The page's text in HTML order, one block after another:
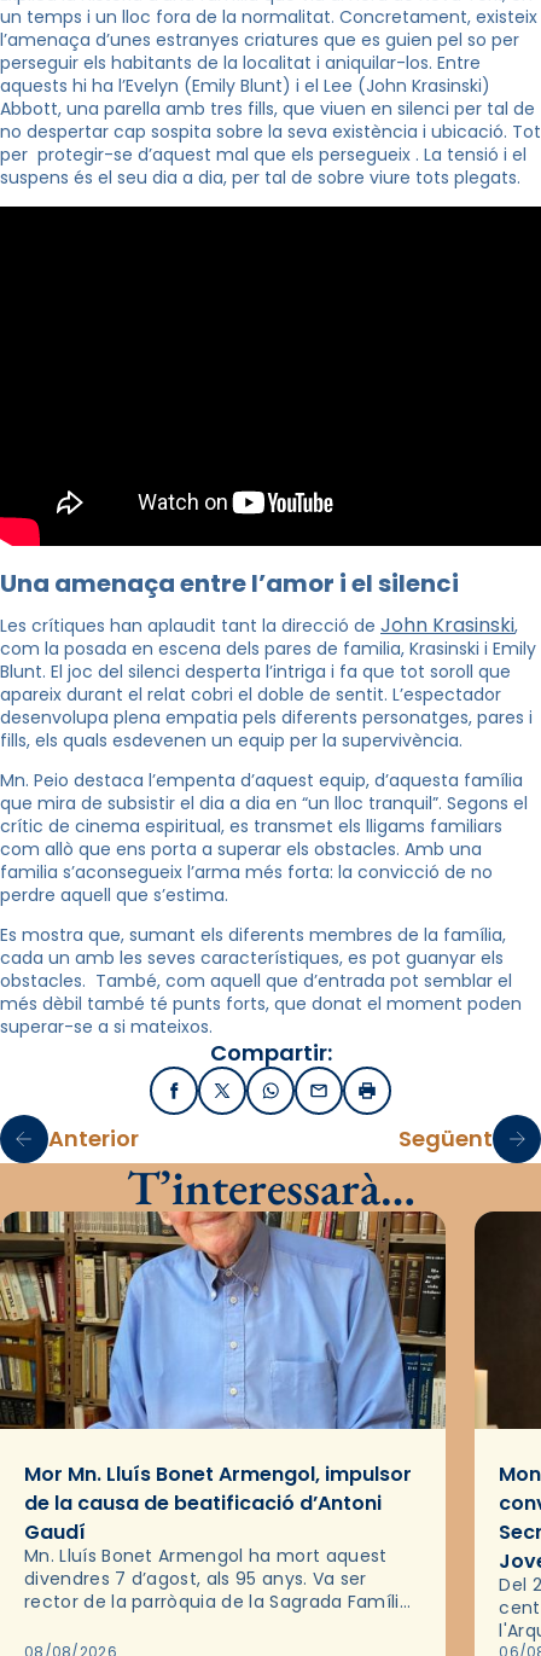
un temps i un lloc fora de la normalitat. Concretament, existeix
l’amenaça d’unes estranyes criatures que es guien pel so per
perseguir els habitants de la localitat i aniquilar-los. Entre
aquests hi ha l’Evelyn (Emily Blunt) i el Lee (John Krasinski)
Abbott, una parella amb tres fills, que viuen en silenci per tal de
no despertar cap sospita sobre la seva existència i ubicació. Tot
per protegir-se d’aquest mal que els persegueix . La tensió i el
suspens és el seu dia a dia, per tal de sobre viure tots plegats.
Una amenaça entre l’amor i el silenci
Les crítiques han aplaudit tant la direcció de John Krasinski,
com la posada en escena dels pares de familia, Krasinski i Emily
Blunt. El joc del silenci desperta l’intriga i fa que tot soroll que
apareix durant el relat cobri el doble de sentit. L’espectador
desenvolupa plena empatia pels diferents personatges, pares i
fills, els quals esdevenen un equip per la supervivència.
Mn. Peio destaca l’empenta d’aquest equip, d’aquesta família
que mira de subsistir el dia a dia en “un lloc tranquil”. Segons el
crític de cinema espiritual, es transmet els lligams familiars
com allò que ens porta a superar els obstacles. Amb una
familia s’aconsegueix l’arma més forta: la convicció de no
perdre aquell que s’estima.
Es mostra que, sumant els diferents membres de la família,
cada un amb les seves característiques, es pot guanyar els
obstacles. També, com aquell que d’entrada pot semblar el
més dèbil també té punts forts, que donat el moment poden
superar-se a si mateixos.
Compartir:
FacebookX / TwitterWhatsApp
EmailImprimir
Anterior Següent
T’interessarà…
Mor Mn. Lluís Bonet Armengol, impulsor
de la causa de beatificació d’Antoni
Gaudí
Mn. Lluís Bonet Armengol ha mort aquest
divendres 7 d’agost, als 95 anys. Va ser
rector de la parròquia de la Sagrada Família
2018,…
08/08/2026
Del
06/